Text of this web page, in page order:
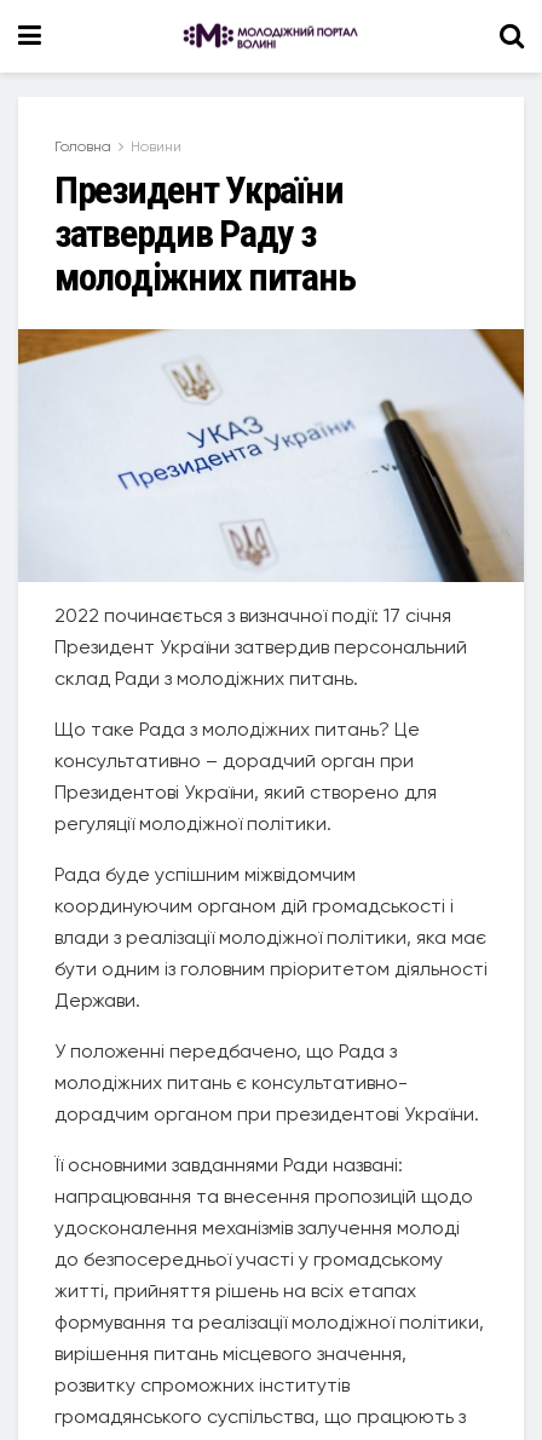
Головна Новини
Президент України
затвердив Раду з
молодіжних питань
2022 починається з визначної події: 17 січня
Президент України затвердив персональний
склад Ради з молодіжних питань.
Що таке Рада з молодіжних питань? Це
консультативно – дорадчий орган при
Президентові України, який створено для
регуляції молодіжної політики.
Рада буде успішним міжвідомчим
координуючим органом дій громадськості і
влади з реалізації молодіжної політики, яка має
бути одним із головним пріоритетом діяльності
Держави.
У положенні передбачено, що Рада з
молодіжних питань є консультативно-
дорадчим органом при президентові України.
Її основними завданнями Ради названі:
напрацювання та внесення пропозицій щодо
удосконалення механізмів залучення молоді
до безпосередньої участі у громадському
житті, прийняття рішень на всіх етапах
формування та реалізації молодіжної політики,
вирішення питань місцевого значення,
розвитку спроможних інститутів
громадянського суспільства, що працюють з